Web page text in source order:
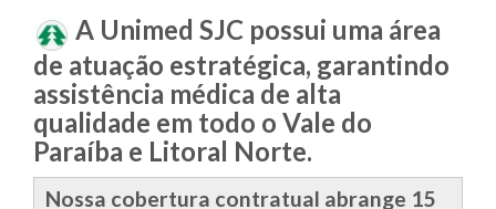
A Unimed SJC possui uma área
de atuação estratégica, garantindo
assistência médica de alta
qualidade em todo o Vale do
Paraíba e Litoral Norte.
Nossa cobertura contratual abrange 15